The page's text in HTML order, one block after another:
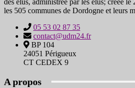
des élus, administrée par les élus; créée
les 505 communes de Dordogne et leurs
05 53 02 87 35
contact@udm24.fr
BP 104
24051 Périgueux
CT CEDEX 9
A propos